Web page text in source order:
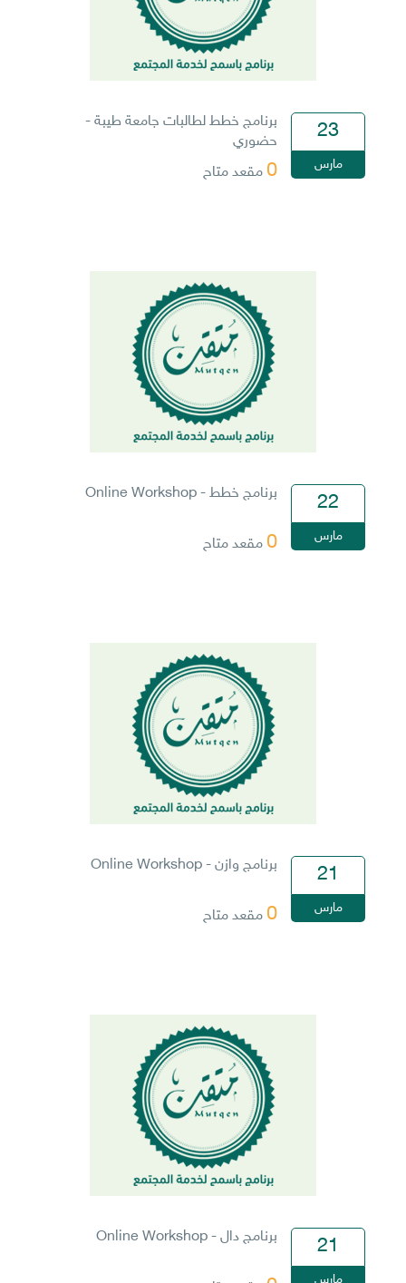
23
مارس
برنامج خطط لطالبات جامعة طيبة -
حضوري
0 مقعد متاح
22
مارس
برنامج خطط - Online Workshop
0 مقعد متاح
21
مارس
برنامج وازن - Online Workshop
0 مقعد متاح
21
مارس
برنامج دال - Online Workshop